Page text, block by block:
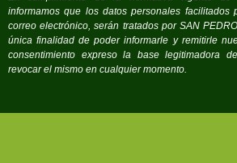
informamos que los datos personales facilitados
correo electrónico, serán tratados por SAN
única finalidad de poder informarle y remitirle
consentimiento expreso la base legitimadora
revocar el mismo en cualquier momento.